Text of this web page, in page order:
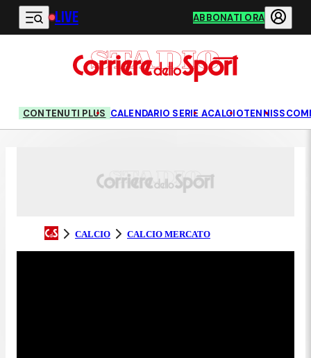
Vai al contenuto principale
LIVE ABBONATI ORA
CONTENUTI PLUS CALENDARIO SERIE ACALCIOTENNIS
CALCIO CALCIO MERCATO